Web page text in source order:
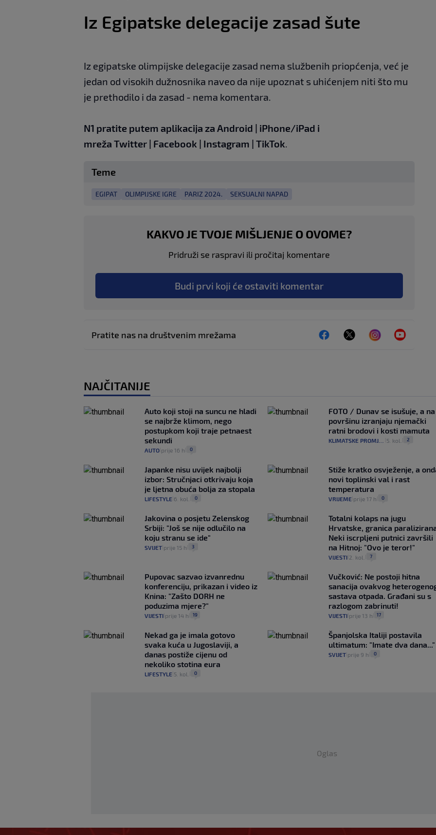
Iz Egipatske delegacije zasad šute
Iz egipatske olimpijske delegacije zasad nema službenih priopćenja, već je
jedan od visokih dužnosnika naveo da nije upoznat s uhićenjem niti što mu
je prethodilo i da zasad - nema komentara.
N1 pratite putem aplikacija za Android | iPhone/iPad i
mreža Twitter | Facebook | Instagram | TikTok.
Teme
EGIPAT OLIMPIJSKE IGRE PARIZ 2024. SEKSUALNI NAPAD
KAKVO JE TVOJE MIŠLJENJE O OVOME?
Pridruži se raspravi ili pročitaj komentare
Budi prvi koji će ostaviti komentar
Pratite nas na društvenim mrežama
NAJČITANIJE
Auto koji stoji na suncu ne hladi
se najbrže klimom, nego
postupkom koji traje petnaest
sekundi
AUTO prije 16 h 0
FOTO / Dunav se isušuje, a na
površinu izranjaju njemački
ratni brodovi i kosti mamuta
KLIMATSKE PROMJENE 5. kol. 2
Japanke nisu uvijek najbolji
izbor: Stručnjaci otkrivaju koja
je ljetna obuća bolja za stopala
LIFESTYLE 6. kol. 0
Stiže kratko osvježenje, a
novi toplinski val i rast
temperatura
VRIJEME| prije 17 h 0
Jakovina o posjetu Zelenskog
Srbiji: "Još se nije odlučilo na
koju stranu se ide"
SVIJET prije 15 h 3
Totalni kolaps na jugu
Hrvatske, granica
Neki iscrpljeni putnici završili
na Hitnoj: "Ovo je teror!"
VIJESTI| 2. kol. 7
Pupovac sazvao izvanrednu
konferenciju, prikazan i video iz
Knina: "Zašto DORH ne
poduzima mjere?"
VIJESTI prije 14 h 19
Vučković: Ne postoji hitna
sanacija ovakvog
sastava otpada. Građani su s
razlogom zabrinuti!
VIJESTI| prije 13 h 17
Nekad ga je imala gotovo
svaka kuća u Jugoslaviji, a
danas postiže cijenu od
nekoliko stotina eura
LIFESTYLE 5. kol. 0
Španjolska Italiji postavila
ultimatum: "Imate dva dana..."
SVIJET| prije 9 h 0
Oglas
Bennacer raskinuo s Milanom i sada je